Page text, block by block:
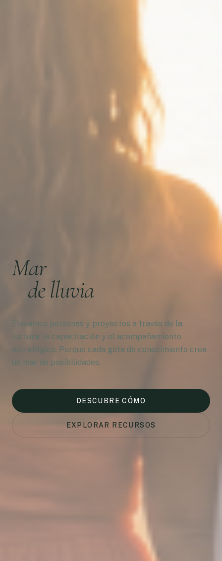
Mar
de lluvia
Elevamos personas y proyectos a través de la
lectura, la capacitación y el acompañamiento
estratégico. Porque cada gota de conocimiento crea
un mar de posibilidades.
DESCUBRE CÓMO
EXPLORAR RECURSOS